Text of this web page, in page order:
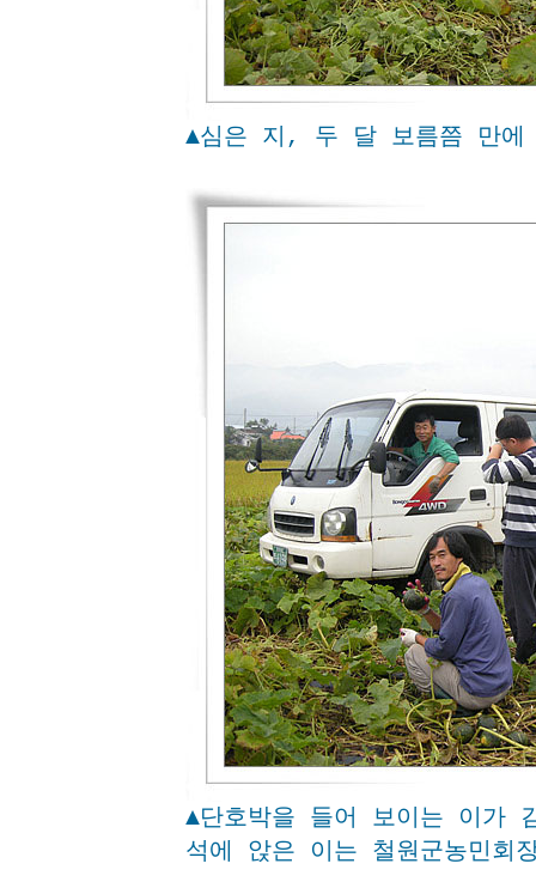
▲심은 지, 두 달 보름쯤 만
▲단호박을 들어 보이는 이가
석에 앉은 이는 철원군농민